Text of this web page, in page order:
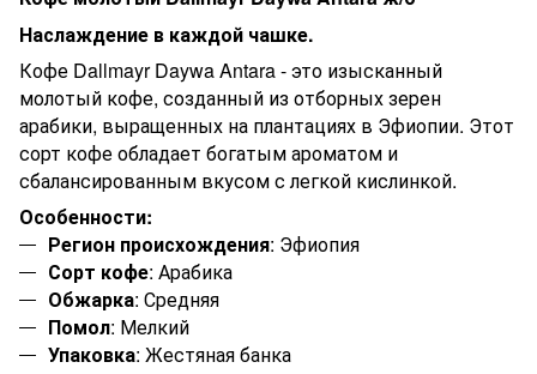
Наслаждение в каждой чашке.
Кофе Dallmayr Daywa Antara - это изысканный
молотый кофе, созданный из отборных зерен
арабики, выращенных на плантациях в Эфиопии. Этот
сорт кофе обладает богатым ароматом и
сбалансированным вкусом с легкой кислинкой.
Особенности:
Регион происхождения: Эфиопия
Сорт кофе: Арабика
Обжарка: Средняя
Помол: Мелкий
Упаковка: Жестяная банка